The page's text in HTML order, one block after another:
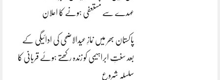
عہدے سے مستعفی ہونے کا اعلان
پاکستان بھر میں نمازِ عیدالاضحی کی ادائیگی کے
بعد سنتِ ابراہیمی کو زندہ رکھتے ہوئے قربانی کا
سلسلہ شروع